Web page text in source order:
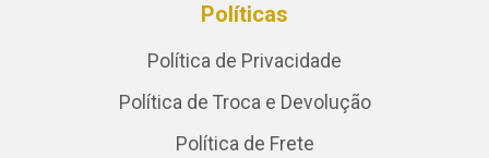
Políticas
Política de Privacidade
Política de Troca e Devolução
Política de Frete